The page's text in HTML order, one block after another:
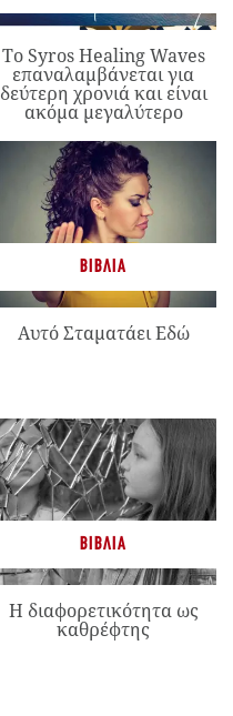
Το Syros Healing Waves
επαναλαμβάνεται για
δεύτερη χρονιά και είναι
ακόμα μεγαλύτερο
ΒΙΒΛΊΑ
Αυτό Σταματάει Εδώ
ΒΙΒΛΊΑ
Η διαφορετικότητα ως
καθρέφτης